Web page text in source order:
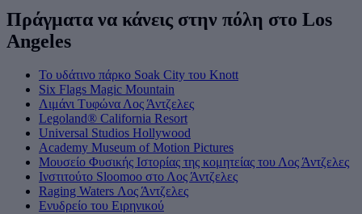
Πράγματα να κάνεις στην πόλη στο Los
Angeles
Το υδάτινο πάρκο Soak City του Knott
Six Flags Magic Mountain
Λιμάνι Τυφώνα Λος Άντζελες
Legoland® California Resort
Universal Studios Hollywood
Academy Museum of Motion Pictures
Μουσείο Φυσικής Ιστορίας της κομητείας του Λος Άντζελες
Ινστιτούτο Sloomoo στο Λος Άντζελες
Raging Waters Λος Άντζελες
Ενυδρείο του Ειρηνικού